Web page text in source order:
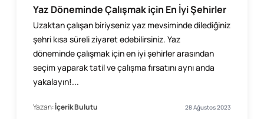
Yaz Döneminde Çalışmak için En İyi Şehirler
Uzaktan çalışan biriyseniz yaz mevsiminde dilediğiniz
şehri kısa süreli ziyaret edebilirsiniz. Yaz
döneminde çalışmak için en iyi şehirler arasından
seçim yaparak tatil ve çalışma fırsatını aynı anda
yakalayın!...
Yazan:İçerik Bulutu 28 Ağustos 2023